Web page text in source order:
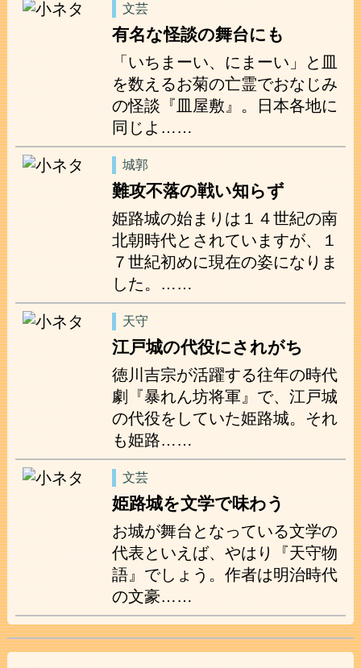
文芸
有名な怪談の舞台にも
「いちまーい、にまーい」と皿
を数えるお菊の亡霊でおなじみ
の怪談『皿屋敷』。日本各地に
同じよ……
城郭
難攻不落の戦い知らず
姫路城の始まりは１４世紀の南
北朝時代とされていますが、１
７世紀初めに現在の姿になりま
した。……
天守
江戸城の代役にされがち
徳川吉宗が活躍する往年の時代
劇『暴れん坊将軍』で、江戸城
の代役をしていた姫路城。それ
も姫路……
文芸
姫路城を文学で味わう
お城が舞台となっている文学の
代表といえば、やはり『天守物
語』でしょう。作者は明治時代
の文豪……